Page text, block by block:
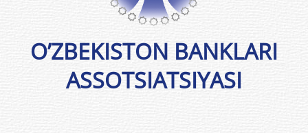
O’ZBEKISTON BANKLARI
ASSOTSIATSIYASI